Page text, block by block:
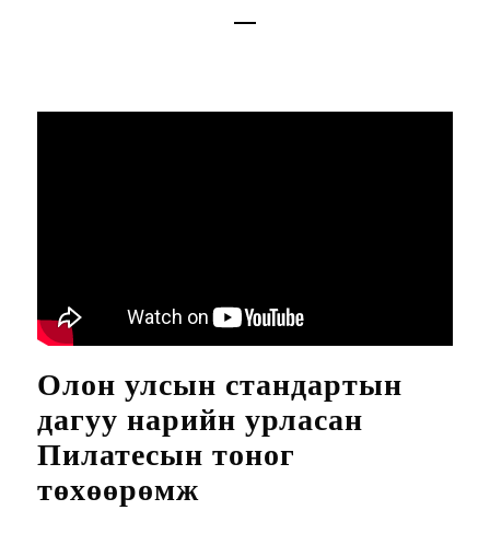
Олон улсын стандартын
дагуу нарийн урласан
Пилатесын тоног
төхөөрөмж